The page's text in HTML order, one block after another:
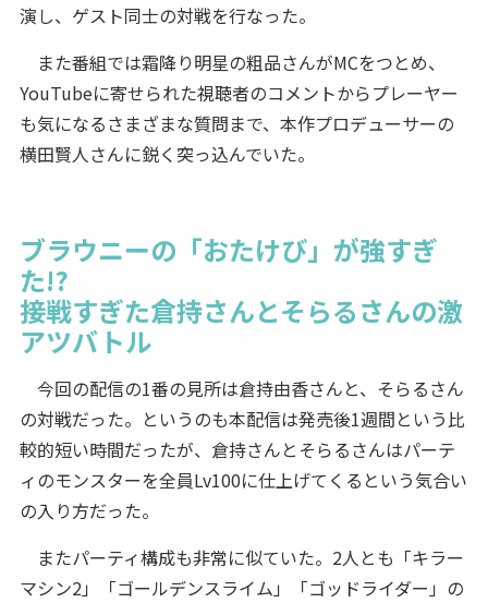
演し、ゲスト同士の対戦を行なった。
また番組では霜降り明星の粗品さんがMCをつとめ、
YouTubeに寄せられた視聴者のコメントからプレーヤー
も気になるさまざまな質問まで、本作プロデューサーの
横田賢人さんに鋭く突っ込んでいた。
ブラウニーの「おたけび」が強すぎ
た!?
接戦すぎた倉持さんとそらるさんの激
アツバトル
今回の配信の1番の見所は倉持由香さんと、そらるさん
の対戦だった。というのも本配信は発売後1週間という比
較的短い時間だったが、倉持さんとそらるさんはパーテ
ィのモンスターを全員Lv100に仕上げてくるという気合い
の入り方だった。
またパーティ構成も非常に似ていた。2人とも「キラー
マシン2」「ゴールデンスライム」「ゴッドライダー」の